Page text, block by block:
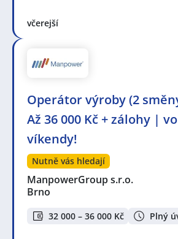
včerejší
Operátor výroby (2
Až 36 000 Kč + zálohy |
víkendy!
Nutně vás hledají
ManpowerGroup s.r.o.
Brno
32 000 – 36 000 Kč Plný